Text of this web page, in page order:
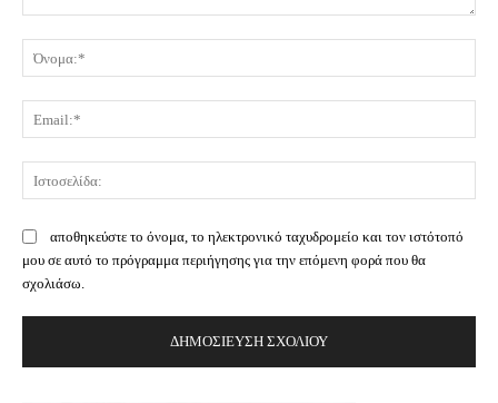
αποθηκεύστε το όνομα, το ηλεκτρονικό ταχυδρομείο και τον ιστότοπό
μου σε αυτό το πρόγραμμα περιήγησης για την επόμενη φορά που θα
σχολιάσω.